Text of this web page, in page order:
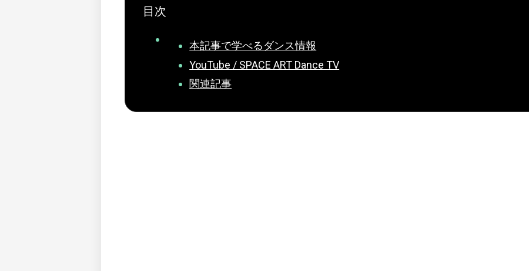
目次
本記事で学べるダンス情報
YouTube / SPACE ART Dance TV
関連記事